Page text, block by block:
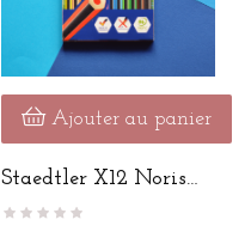
Ajouter au panier
Staedtler X12 Noris
Colour